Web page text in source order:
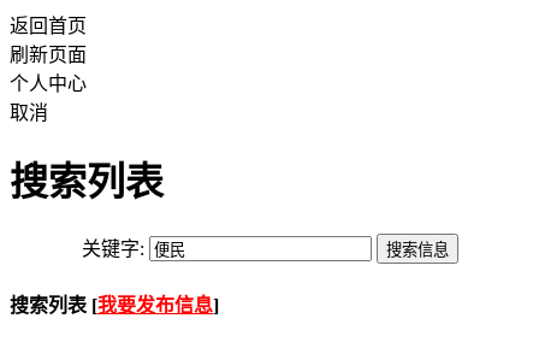
返回首页
刷新页面
个人中心
取消
搜索列表
关键字:
搜索列表 [我要发布信息]